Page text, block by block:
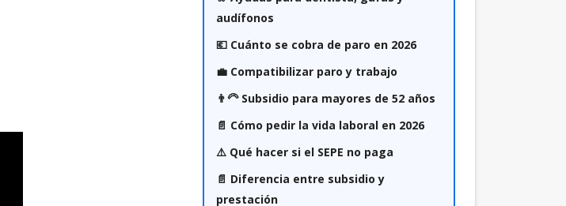
audífonos
💶 Cuánto se cobra de paro en 2026
💼 Compatibilizar paro y trabajo
👨‍🦳 Subsidio para mayores de 52 años
📄 Cómo pedir la vida laboral en 2026
⚠️ Qué hacer si el SEPE no paga
📄 Diferencia entre subsidio y
prestación